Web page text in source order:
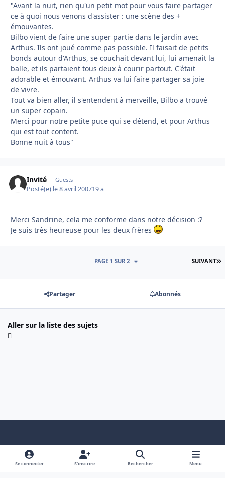
"Avant la nuit, rien qu'un petit mot pour vous faire partager
ce à quoi nous venons d'assister : une scène des +
émouvantes.
Bilbo vient de faire une super partie dans le jardin avec
Arthus. Ils ont joué comme pas possible. Il faisait de petits
bonds autour d'Arthus, se couchait devant lui, lui amenait la
balle, et ils partaient tous deux à courir partout. C'était
adorable et émouvant. Arthus va lui faire partager sa joie
de vivre.
Tout va bien aller, il s'entendent à merveille, Bilbo a trouvé
un super copain.
Merci pour notre petite puce qui se détend, et pour Arthus
qui est tout content.
Bonne nuit à tous"
Invité Guests
Posté(e) le 8 avril 200719 a
Merci Sandrine, cela me conforme dans notre décision :?
Je suis très heureuse pour les deux frères
SUIVANT
PAGE 1 SUR 2
Partager Abonnés
Aller sur la liste des sujets
Light ModeDark ModeSystem Preference x
Se connecter S’inscrire Rechercher Menu